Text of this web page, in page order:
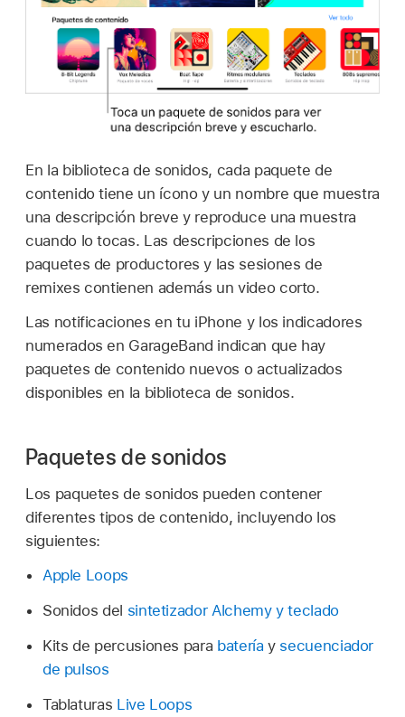
En la biblioteca de sonidos, cada paquete de
contenido tiene un ícono y un nombre que muestra
una descripción breve y reproduce una muestra
cuando lo tocas. Las descripciones de los
paquetes de productores y las sesiones de
remixes contienen además un video corto.
Las notificaciones en tu iPhone y los indicadores
numerados en GarageBand indican que hay
paquetes de contenido nuevos o actualizados
disponibles en la biblioteca de sonidos.
Paquetes de sonidos
Los paquetes de sonidos pueden contener
diferentes tipos de contenido, incluyendo los
siguientes:
Apple Loops
Sonidos del sintetizador Alchemy y teclado
Kits de percusiones para batería y secuenciador
de pulsos
Tablaturas Live Loops